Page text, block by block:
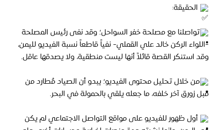
الحقيقة:
وقد استنكر القصة قائلاً أنها ليست منطقية، ولا يصدقها عاقل.
قبل زورق آخر خلفه، ما جعله يلقي بالحمولة في البحر.